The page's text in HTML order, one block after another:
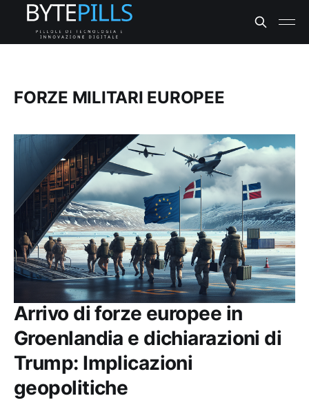
FORZE MILITARI EUROPEE
Arrivo di forze europee in
Groenlandia e dichiarazioni di
Trump: Implicazioni
geopolitiche